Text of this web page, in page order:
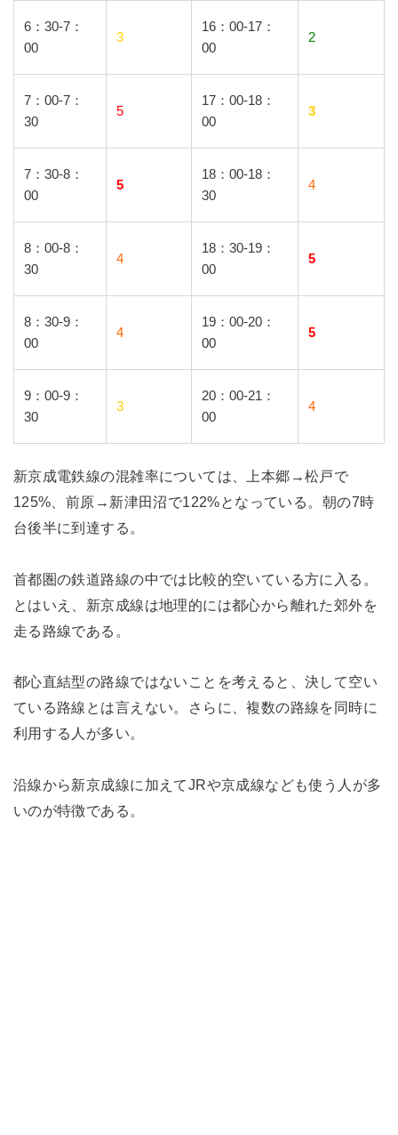
6：30-7：
00
3
16：00-17：
00
2
7：00-7：
30
5
17：00-18：
00
3
7：30-8：
00
5
18：00-18：
30
4
8：00-8：
30
4
18：30-19：
00
5
8：30-9：
00
4
19：00-20：
00
5
9：00-9：
30
3
20：00-21：
00
4
新京成電鉄線の混雑率については、上本郷→松戸で
125%、前原→新津田沼で122%となっている。朝の7時
台後半に到達する。
首都圏の鉄道路線の中では比較的空いている方に入る。
とはいえ、新京成線は地理的には都心から離れた郊外を
走る路線である。
都心直結型の路線ではないことを考えると、決して空い
ている路線とは言えない。さらに、複数の路線を同時に
利用する人が多い。
沿線から新京成線に加えてJRや京成線なども使う人が多
いのが特徴である。